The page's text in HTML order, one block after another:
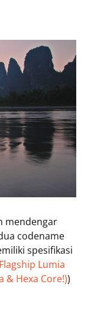
mendengar
codename
spesifikasi
Lumia
& Hexa Core!))